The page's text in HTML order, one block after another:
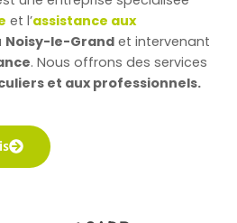
et l’assistance aux
Noisy-le-Grandet intervenant
. Nous offrons des services
et aux professionnels.